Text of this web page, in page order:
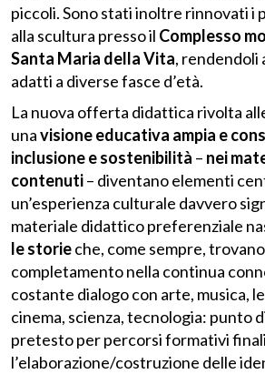
piccoli. Sono stati inoltre rinnovati i
alla scultura presso il Complesso
Santa Maria della Vita, rendendoli
adatti a diverse fasce d’età.
La nuova offerta didattica rivolta
unavisione educativa ampia e
inclusione e sostenibilità – nei
contenuti– diventano elementi
un’esperienza culturale davvero
materiale didattico preferenziale
le storieche, come sempre,
completamento nella continua
costante dialogo con arte, musica,
cinema, scienza, tecnologia: punto
pretesto per percorsi formativi
l’elaborazione/costruzione delle